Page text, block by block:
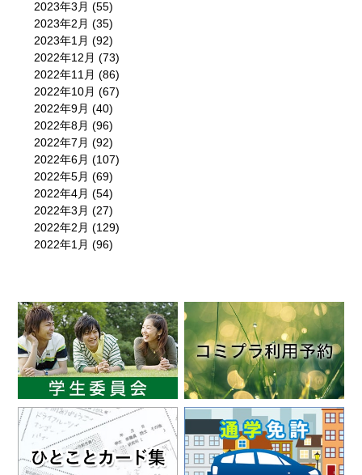
2023年3月 (55)
2023年2月 (35)
2023年1月 (92)
2022年12月 (73)
2022年11月 (86)
2022年10月 (67)
2022年9月 (40)
2022年8月 (96)
2022年7月 (92)
2022年6月 (107)
2022年5月 (69)
2022年4月 (54)
2022年3月 (27)
2022年2月 (129)
2022年1月 (96)